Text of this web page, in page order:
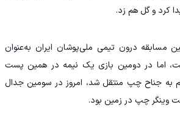
کرد و گل هم زد.
مسابقه درون تیمی ملی‌پوشان ایران به‌عنوان
اما در دومین بازی یک نیمه در همین پست
جناح چپ منتقل شد، امروز در سومین جدال